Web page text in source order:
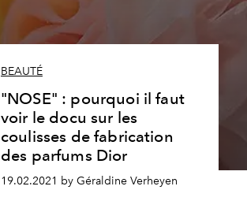
BEAUTÉ
"NOSE" : pourquoi il faut
voir le docu sur les
coulisses de fabrication
des parfums Dior
19.02.2021 by Géraldine Verheyen